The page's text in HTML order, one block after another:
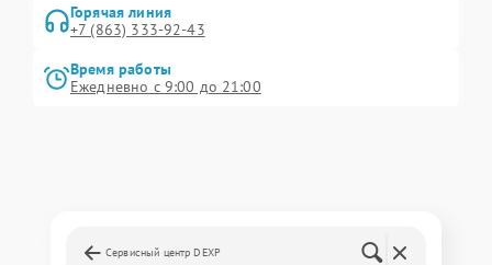
Горячая линия
+7 (863) 333-92-43
Время работы
Ежедневно с 9:00 до 21:00
Сервисный центр DEXP